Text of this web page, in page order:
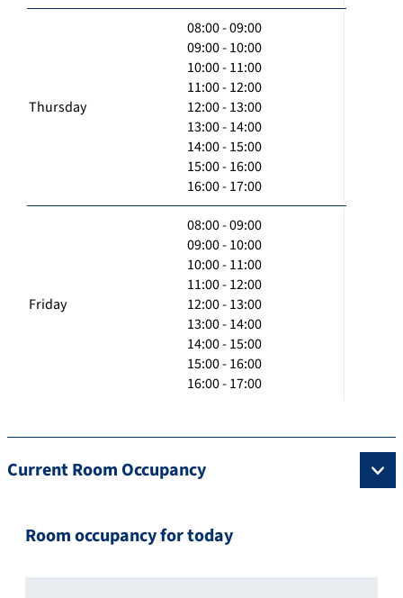
Thursday
08:00 - 09:00
09:00 - 10:00
10:00 - 11:00
11:00 - 12:00
12:00 - 13:00
13:00 - 14:00
14:00 - 15:00
15:00 - 16:00
16:00 - 17:00
Friday
08:00 - 09:00
09:00 - 10:00
10:00 - 11:00
11:00 - 12:00
12:00 - 13:00
13:00 - 14:00
14:00 - 15:00
15:00 - 16:00
16:00 - 17:00
Current Room Occupancy
Room occupancy for today